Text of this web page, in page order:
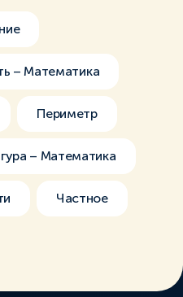
– Математика
Периметр
– Математика
Частное